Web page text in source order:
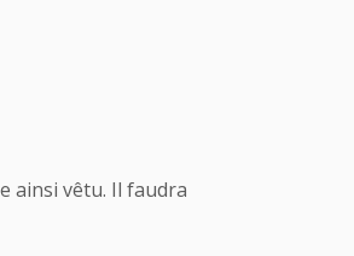
ainsi vêtu. Il faudra